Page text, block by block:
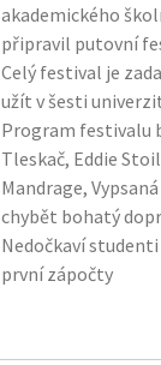
akademického
připravil putovní
Celý festival je
užít v šesti
Program festivalu
Tleskač, Eddie
Mandrage,
chybět bohatý
Nedočkaví
první zápočty